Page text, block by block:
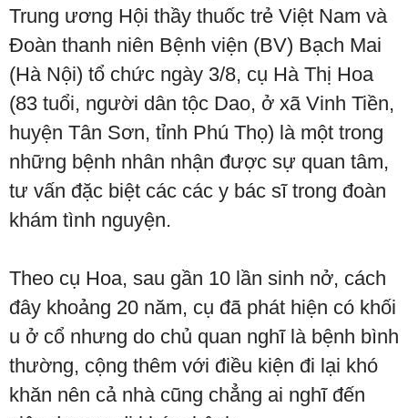
Trung ương Hội thầy thuốc trẻ Việt Nam và
Đoàn thanh niên Bệnh viện (BV) Bạch Mai
(Hà Nội) tổ chức ngày 3/8, cụ Hà Thị Hoa
(83 tuổi, người dân tộc Dao, ở xã Vinh Tiền,
huyện Tân Sơn, tỉnh Phú Thọ) là một trong
những bệnh nhân nhận được sự quan tâm,
tư vấn đặc biệt các các y bác sĩ trong đoàn
khám tình nguyện.
Theo cụ Hoa, sau gần 10 lần sinh nở, cách
đây khoảng 20 năm, cụ đã phát hiện có khối
u ở cổ nhưng do chủ quan nghĩ là bệnh bình
thường, cộng thêm với điều kiện đi lại khó
khăn nên cả nhà cũng chẳng ai nghĩ đến